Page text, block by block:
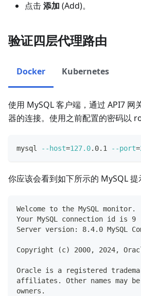
点击添加 (Add)。
验证四层代理路由
Docker Kubernetes
使用 MySQL 客户端，通过 API7 网
器的连接。使用之前配置的密码以
mysql --host=127.0.0.1 --port=
你应该会看到如下所示的 MySQL 提
Welcome to the MySQL
Your MySQL connection id is 9
Server version: 8.4.0 MySQL
Copyright (c) 2000, 2024,
Oracle is a registered
affiliates. Other names may
owners.